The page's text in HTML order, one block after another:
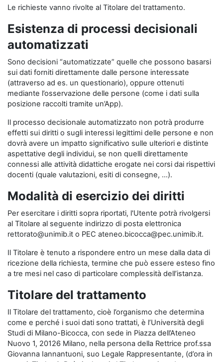
Le richieste vanno rivolte al Titolare del trattamento.
Esistenza di processi decisionali
automatizzati
Sono decisioni “automatizzate” quelle che possono basarsi
sui dati forniti direttamente dalle persone interessate
(attraverso ad es. un questionario), oppure ottenuti
mediante l’osservazione delle persone (come i dati sulla
posizione raccolti tramite un’App).
Il processo decisionale automatizzato non potrà produrre
effetti sui diritti o sugli interessi legittimi delle persone e non
dovrà avere un impatto significativo sulle ulteriori e distinte
aspettative degli individui, se non quelli direttamente
connessi alle attività didattiche erogate nei corsi dai rispettivi
docenti (quale valutazioni, esiti di consegne, …).
Modalità di esercizio dei diritti
Per esercitare i diritti sopra riportati, l'Utente potrà rivolgersi
al Titolare al seguente indirizzo di posta elettronica
rettorato@unimib.it o PEC ateneo.bicocca@pec.unimib.it.
Il Titolare è tenuto a rispondere entro un mese dalla data di
ricezione della richiesta, termine che può essere esteso fino
a tre mesi nel caso di particolare complessità dell’istanza.
Titolare del trattamento
Il Titolare del trattamento, cioè l’organismo che determina
come e perché i suoi dati sono trattati, è l’Università degli
Studi di Milano-Bicocca, con sede in Piazza dell’Ateneo
Nuovo 1, 20126 Milano, nella persona della Rettrice prof.ssa
Giovanna Iannantuoni, suo Legale Rappresentante, (d’ora in